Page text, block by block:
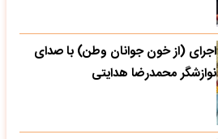
اجرای (از خون جوانان وطن) با صدای
نوازشگر محمدرضا هدایتی